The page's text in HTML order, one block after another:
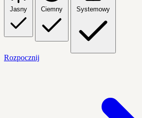
Jasny Ciemny Systemowy
Rozpocznij